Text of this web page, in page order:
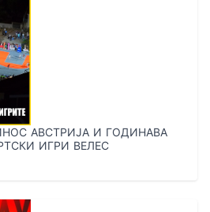
АВСТРИЈА И ГОДИНАВА
ИГРИ ВЕЛЕС